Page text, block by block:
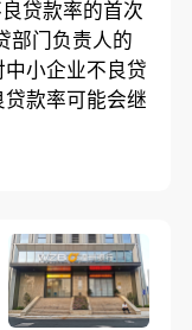
贷款率的首次
部门负责人的
小企业不良贷
款率可能会继